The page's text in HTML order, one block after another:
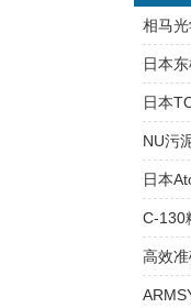
相马
NU污